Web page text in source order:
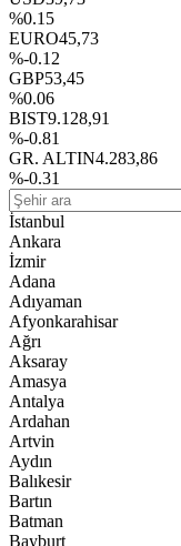
%0.15
EURO45,73
%-0.12
GBP53,45
%0.06
BIST9.128,91
%-0.81
GR. ALTIN4.283,86
%-0.31
İstanbul
Ankara
İzmir
Adana
Adıyaman
Afyonkarahisar
Ağrı
Aksaray
Amasya
Antalya
Ardahan
Artvin
Aydın
Balıkesir
Bartın
Batman
Bayburt